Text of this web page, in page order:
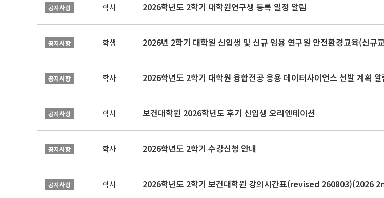
공지사항 학사 2026학년도 2학기 대학원연구생 등록 일정 알림
공지사항 학생 2026년 2학기 대학원 신입생 및 신규 임용 연구원 안전환경교육(신규
공지사항 학사 2026학년도 2학기 대학원 융합전공 응용 데이터사이언스 선발 계획 알
공지사항 학사 보건대학원 2026학년도 후기 신입생 오리엔테이션
공지사항 학사 2026학년도 2학기 수강신청 안내
공지사항 학사